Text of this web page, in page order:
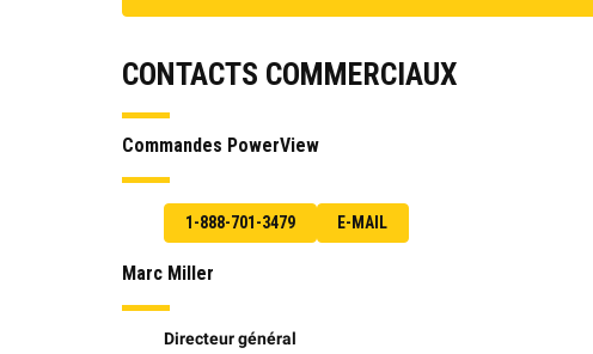
CONTACTS COMMERCIAUX
Commandes PowerView
1-888-701-3479 E-MAIL
Marc Miller
Directeur général